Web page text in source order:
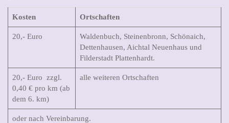
Kosten Ortschaften
20,- Euro
Waldenbuch, Steinenbronn, Schönaich,
Dettenhausen, Aichtal Neuenhaus und
Filderstadt Plattenhardt.
20,- Euro zzgl.
0,40 € pro km (ab
dem 6. km)
alle weiteren Ortschaften
oder nach Vereinbarung.